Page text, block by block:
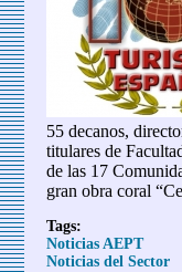
55 decanos,
titulares de
de las 17
gran obra coral
Tags:
Noticias AEPT
Noticias del Sector